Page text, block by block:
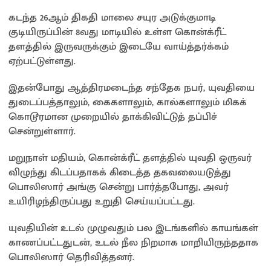
கடந்த 26ஆம் திகதி மாலை சயுர அடுக்குமாடி
குடியிருப்பின் 8வது மாடியில் உள்ள கொன்க்ரீட்
தளத்தில் இருவருக்கும் இடையே வாய்த்தர்க்கம்
ஏற்பட்டுள்ளது.
இதன்போது ஆத்திரமடைந்த சந்தேக நபர், யுவதியை
துடைப்பத்தாலும், கைகளாலும், கால்களாலும் மிகக்
கொடூரமான முறையில் தாக்கிவிட்டுத் தப்பிச்
சென்றுள்ளார்.
மறுநாள் மதியம், கொன்க்ரீட் தளத்தில் யுவதி ஒருவர்
விழுந்து கிடப்பதாகக் கிடைத்த தகவலையடுத்து
பொலிஸார் அங்கு சென்று பார்த்தபோது, அவர்
உயிரிழந்திருப்பது உறுதி செய்யப்பட்டது.
யுவதியின் உடல் முழுவதும் பல இடங்களில் காயங்கள்
காணப்பட்டதுடன், உடல் நீல நிறமாக மாறியிருந்ததாக
பொலிஸார் தெரிவித்தனர்.